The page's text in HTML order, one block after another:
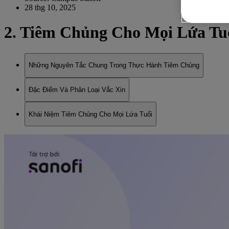
28 thg 10, 2025
2. Tiêm Chủng Cho Mọi Lứa
Những Nguyên Tắc Chung Trong Thực Hành Tiêm Chủng
Đặc Điểm Và Phân Loại Vắc Xin
Khái Niệm Tiêm Chủng Cho Mọi Lứa Tuổi